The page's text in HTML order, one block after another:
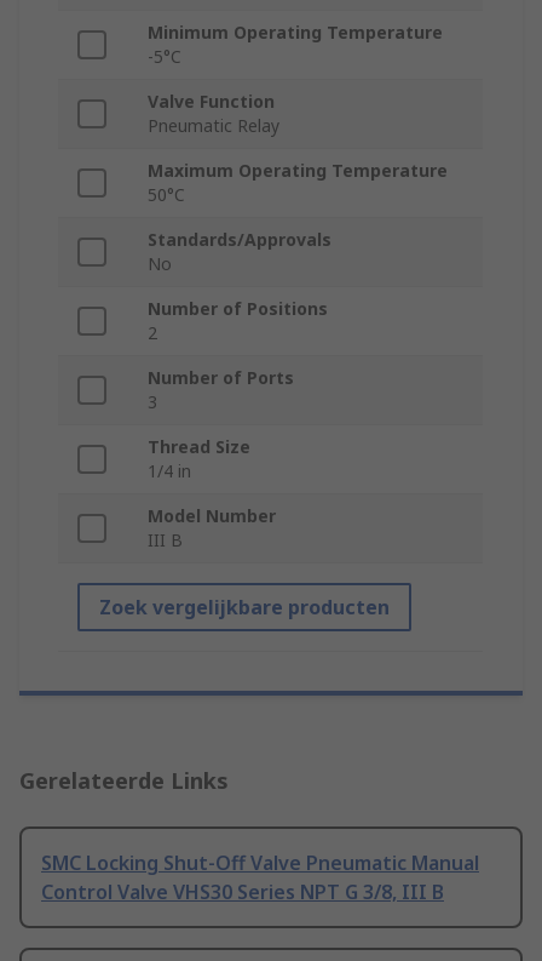
Minimum Operating Temperature
-5°C
Valve Function
Pneumatic Relay
Maximum Operating Temperature
50°C
Standards/Approvals
No
Number of Positions
2
Number of Ports
3
Thread Size
1/4 in
Model Number
III B
Zoek vergelijkbare producten
Gerelateerde Links
SMC Locking Shut-Off Valve Pneumatic Manual
Control Valve VHS30 Series NPT G 3/8, III B